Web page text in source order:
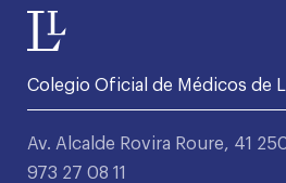
Colegio Oficial de Médicos de
Av. Alcalde Rovira Roure, 41
973 27 08 11